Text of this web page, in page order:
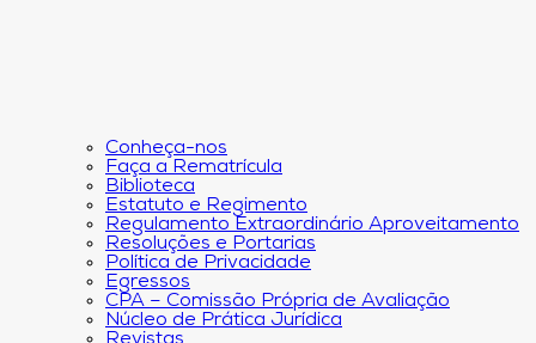
Conheça-nos
Faça a Rematrícula
Biblioteca
Estatuto e Regimento
Regulamento Extraordinário Aproveitamento
Resoluções e Portarias
Política de Privacidade
Egressos
CPA – Comissão Própria de Avaliação
Núcleo de Prática Jurídica